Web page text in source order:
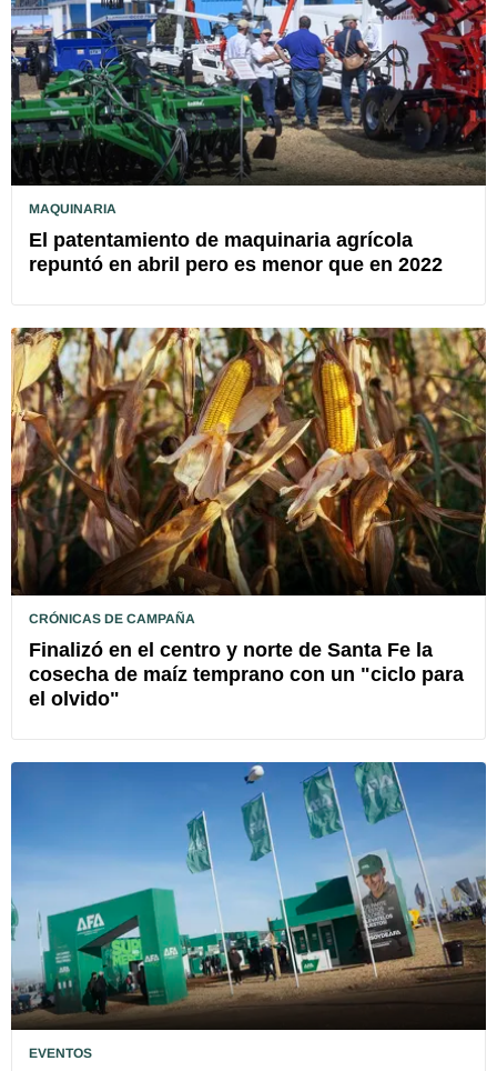
MAQUINARIA
El patentamiento de maquinaria agrícola
repuntó en abril pero es menor que en 2022
CRÓNICAS DE CAMPAÑA
Finalizó en el centro y norte de Santa Fe la
cosecha de maíz temprano con un "ciclo para
el olvido"
EVENTOS